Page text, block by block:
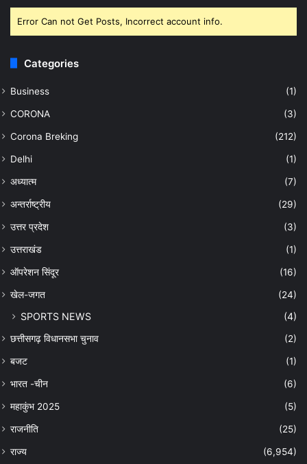
Error Can not Get Posts, Incorrect account info.
Categories
Business (1)
CORONA (3)
Corona Breking (212)
Delhi (1)
अध्यात्म (7)
अन्तर्राष्ट्रीय (29)
उत्तर प्रदेश (3)
उत्तराखंड (1)
ऑपरेशन सिंदूर (16)
खेल-जगत (24)
SPORTS NEWS (4)
छत्तीसगढ़ विधानसभा चुनाव (2)
बजट (1)
भारत -चीन (6)
महाकुंभ 2025 (5)
राजनीति (25)
राज्य (6,954)